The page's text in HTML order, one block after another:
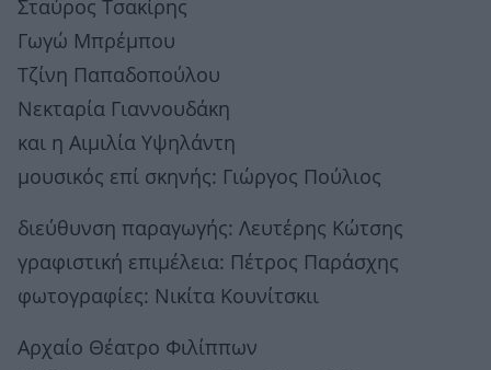
Σταύρος Τσακίρης
Γωγώ Μπρέμπου
Τζίνη Παπαδοπούλου
Νεκταρία Γιαννουδάκη
και η Αιμιλία Υψηλάντη
μουσικός επί σκηνής: Γιώργος Πούλιος
διεύθυνση παραγωγής: Λευτέρης Κώτσης
γραφιστική επιμέλεια: Πέτρος Παράσχης
φωτογραφίες: Νικίτα Κουνίτσκιι
Αρχαίο Θέατρο Φιλίππων